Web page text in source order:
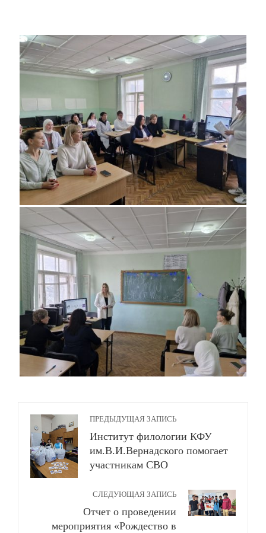
ПРЕДЫДУЩАЯ ЗАПИСЬ
Институт филологии КФУ
им.В.И.Вернадского помогает
участникам СВО
СЛЕДУЮЩАЯ ЗАПИСЬ
Отчет о проведении
мероприятия «Рождество в